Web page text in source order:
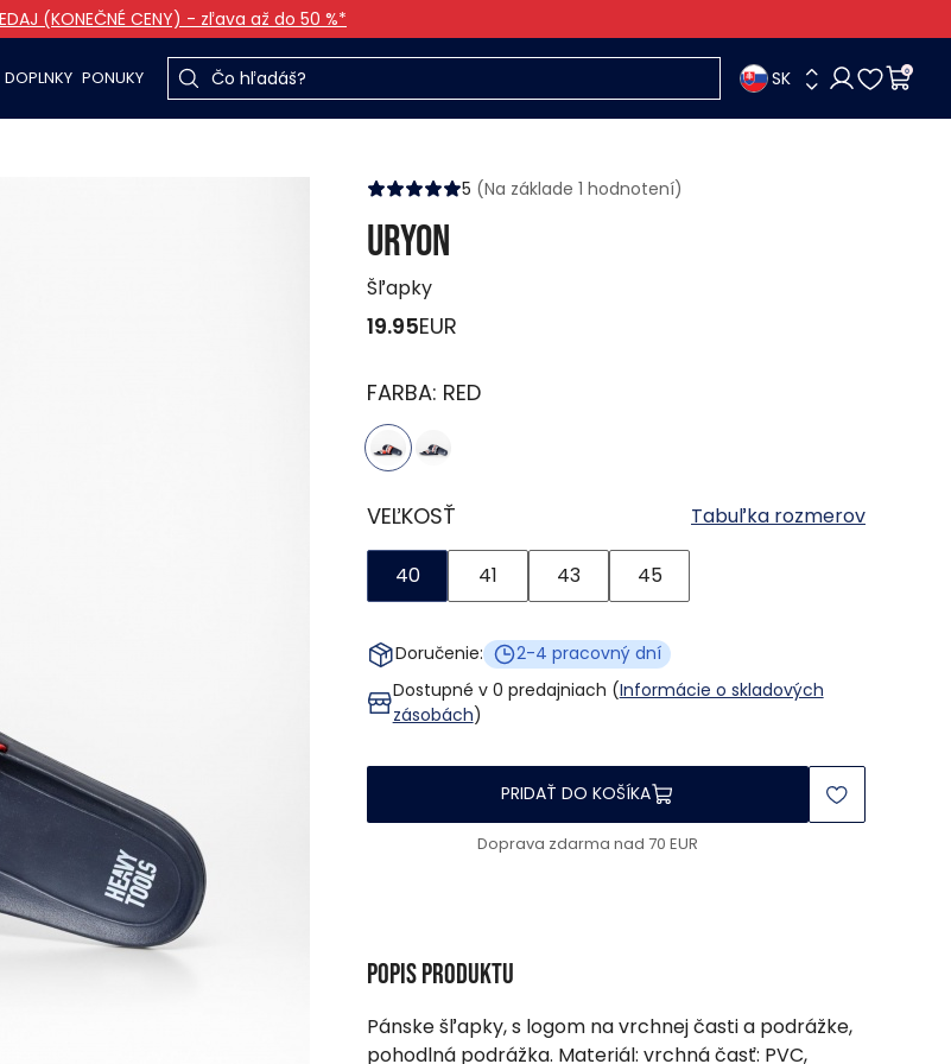
(KONEČNÉ CENY) - zľava až do 50 %*
DOPLNKY PONUKY SK 0
5 (Na základe 1 hodnotení)
URYON
Šľapky
19.95EUR
FARBA: RED
VEĽKOSŤ Tabuľka rozmerov
40 41 43 45
Doručenie:
2-4 pracovný dní
Dostupné v 0 predajniach (Informácie o skladových
zásobách)
PRIDAŤ DO KOŠÍKA
Doprava zdarma nad 70 EUR
Popis produktu
Pánske šľapky, s logom na vrchnej časti a podrážke,
pohodlná podrážka. Materiál: vrchná časť: PVC,